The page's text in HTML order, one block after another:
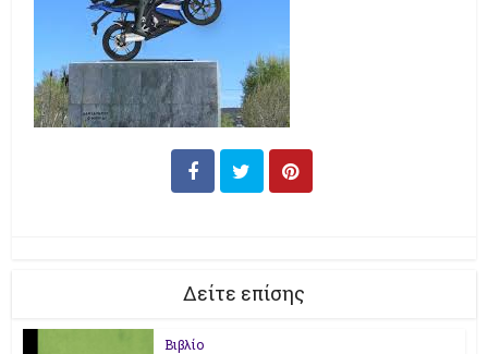
Δείτε επίσης
Βιβλίο